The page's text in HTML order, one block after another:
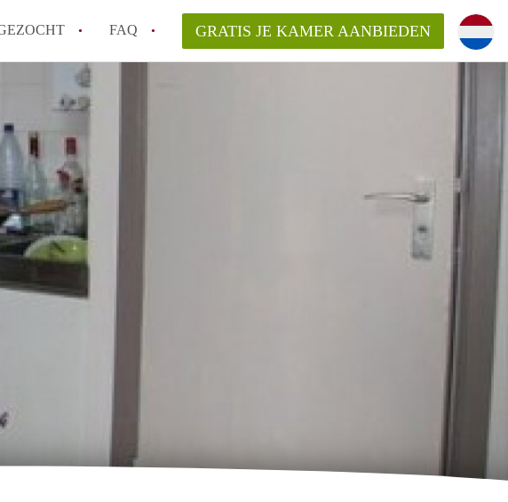
FAQ
inschrijven bij de gemeente als ik een kamer huur in
is de kans dat ik snel een kamer vind?
een studentenkamer gemiddeld in Rotterdam?
van Rotterdam kan ik het beste wonen als student?
een kamer in Rotterdam?
vragen
GRATIS JE KAMER AANBIEDEN